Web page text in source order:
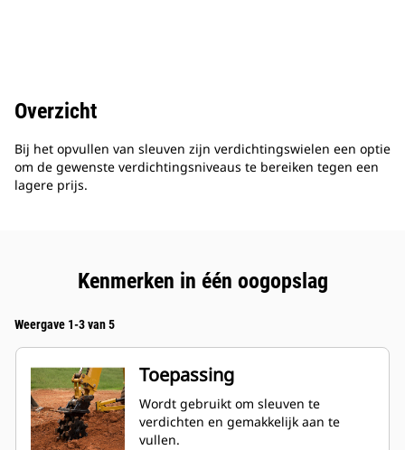
Overzicht
Bij het opvullen van sleuven zijn verdichtingswielen een optie
om de gewenste verdichtingsniveaus te bereiken tegen een
lagere prijs.
Kenmerken in één oogopslag
Weergave 1-3 van 5
Toepassing
Wordt gebruikt om sleuven te
verdichten en gemakkelijk aan te
vullen.